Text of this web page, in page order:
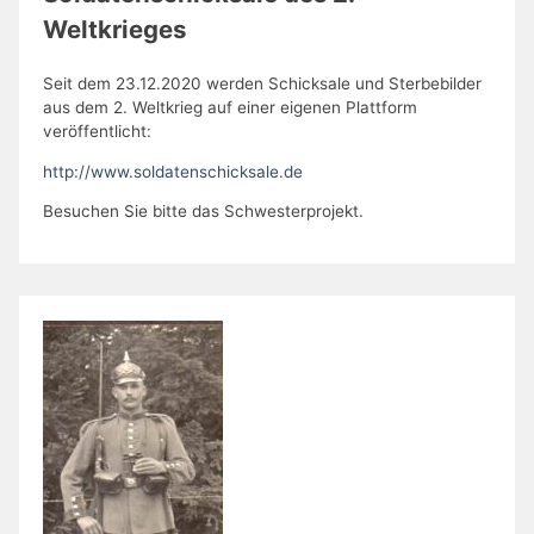
Weltkrieges
Seit dem 23.12.2020 werden Schicksale und Sterbebilder
aus dem 2. Weltkrieg auf einer eigenen Plattform
veröffentlicht:
http://www.soldatenschicksale.de
Besuchen Sie bitte das Schwesterprojekt.